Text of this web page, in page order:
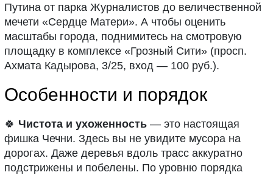
Путина от парка Журналистов до величественной
мечети «Сердце Матери». А чтобы оценить
масштабы города, поднимитесь на смотровую
площадку в комплексе «Грозный Сити» (просп.
Ахмата Кадырова, 3/25, вход — 100 руб.).
Особенности и порядок
🍀 Чистота и ухоженность — это настоящая
фишка Чечни. Здесь вы не увидите мусора на
дорогах. Даже деревья вдоль трасс аккуратно
подстрижены и побелены. По уровню порядка